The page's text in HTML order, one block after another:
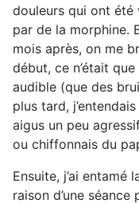
douleurs qui ont été
par de la morphine.
mois après, on me
début, ce n’était
audible (que des
plus tard,
aigus un peu
ou chiffonnais du
Ensuite, j’ai
raison d’une